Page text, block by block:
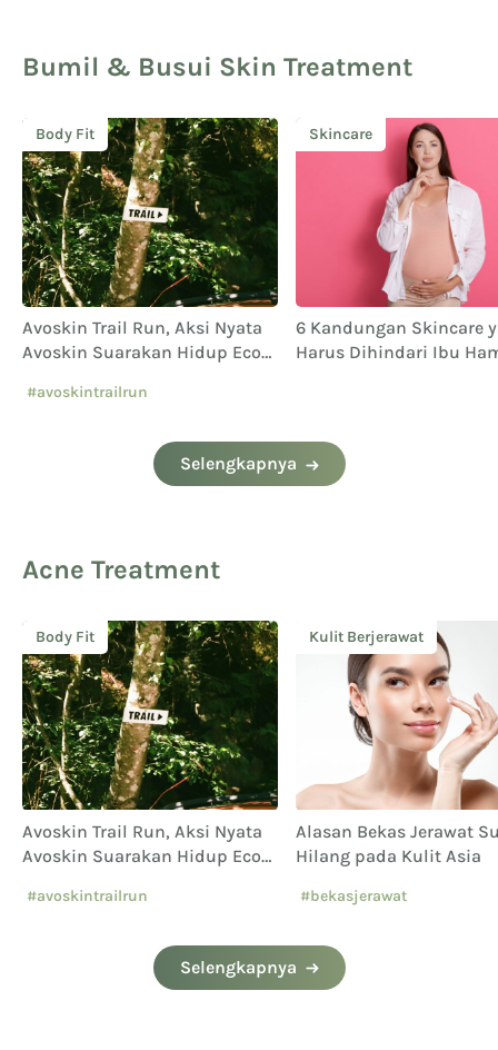
Bumil & Busui Skin Treatment
Body Fit
Avoskin Trail Run, Aksi Nyata
Avoskin Suarakan Hidup Eco
#avoskintrailrun
Skincare
6 Kandungan Skincare
Harus Dihindari Ibu
Selengkapnya
Acne Treatment
Body Fit
Avoskin Trail Run, Aksi Nyata
Avoskin Suarakan Hidup Eco
#avoskintrailrun
Kulit Berjerawat
Alasan Bekas Jerawat
Hilang pada Kulit Asia
#bekasjerawat
Selengkapnya